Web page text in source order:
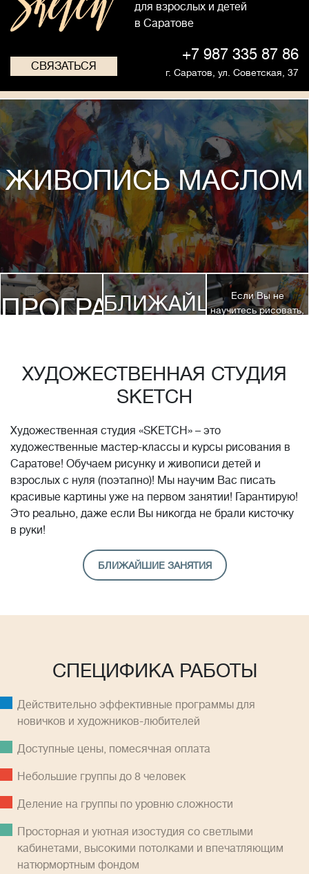
для взрослых и детей
в Саратове
СВЯЗАТЬСЯ
+7 987 335 87 86
г. Саратов, ул. Советская, 37
ЖИВОПИСЬ МАСЛОМ
ПРОГРАММЫ
БЛИЖАЙШИЕЕсли Вы не
научитесь рисовать,
стоимость обучения!*
ХУДОЖЕСТВЕННАЯ СТУДИЯ
SKETCH
Художественная студия «SKETCH» – это
художественные мастер-классы и курсы рисования в
Саратове! Обучаем рисунку и живописи детей и
взрослых с нуля (поэтапно)! Мы научим Вас писать
красивые картины уже на первом занятии! Гарантирую!
Это реально, даже если Вы никогда не брали кисточку
в руки!
БЛИЖАЙШИЕ ЗАНЯТИЯ
СПЕЦИФИКА РАБОТЫ
Действительно эффективные программы для
новичков и художников-любителей
Доступные цены, помесячная оплатa
Небольшие группы до 8 человек
Деление на группы по уровню сложности
Просторная и уютная изостудия со светлыми
кабинетами, высокими потолками и впечатляющим
натюрмортным фондом